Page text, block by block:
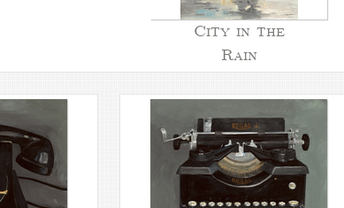
City in the
Rain